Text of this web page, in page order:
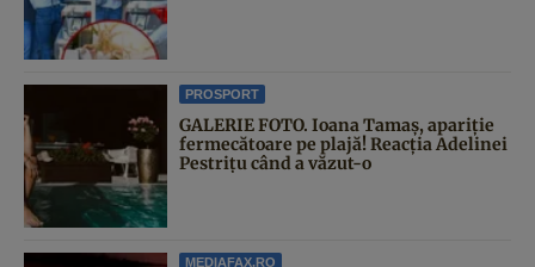
PROSPORT
GALERIE FOTO. Ioana Tamaş, apariție
fermecătoare pe plajă! Reacția Adelinei
Pestrițu când a văzut-o
MEDIAFAX.RO